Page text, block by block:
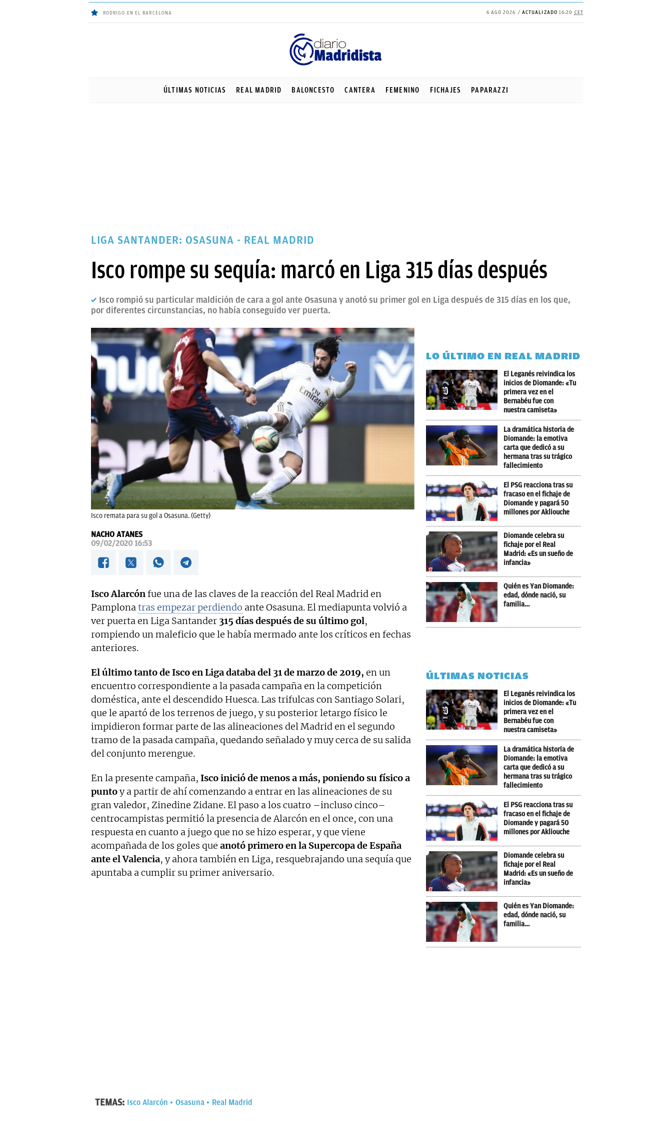
RODRIGO EN EL BARCELONA 6 AGO 2026 ACTUALIZADO 16:20 CET
ÚLTIMAS NOTICIAS REAL MADRID BALONCESTO CANTERA FEMENINO FICHAJES PAPARAZZI
LIGA SANTANDER: OSASUNA - REAL MADRID
Isco rompe su sequía: marcó en Liga 315 días después
Isco rompió su particular maldición de cara a gol ante Osasuna y anotó su primer gol en Liga después de 315 días en los que,
por diferentes circunstancias, no había conseguido ver puerta.
Isco remata para su gol a Osasuna. (Getty)
NACHO ATANES
09/02/2020 16:53
Isco Alarcónfue una de las claves de la reacción del Real Madrid en
Pamplonatras empezar perdiendo ante Osasuna. El mediapunta volvió a
ver puerta en Liga Santander 315 días después de su último gol,
rompiendo un maleficio que le había mermado ante los críticos en fechas
anteriores.
El último tanto de Isco en Liga databa del 31 de marzo de 2019, en un
encuentro correspondiente a la pasada campaña en la competición
doméstica, ante el descendido Huesca. Las trifulcas con Santiago Solari,
que le apartó de los terrenos de juego, y su posterior letargo físico le
impidieron formar parte de las alineaciones del Madrid en el segundo
tramo de la pasada campaña, quedando señalado y muy cerca de su salida
del conjunto merengue.
En la presente campaña, Isco inició de menos a más, poniendo su físico a
puntoy a partir de ahí comenzando a entrar en las alineaciones de su
gran valedor, Zinedine Zidane. El paso a los cuatro –incluso cinco–
centrocampistas permitió la presencia de Alarcón en el once, con una
respuesta en cuanto a juego que no se hizo esperar, y que viene
acompañada de los goles que anotó primero en la Supercopa de España
ante el Valencia, y ahora también en Liga, resquebrajando una sequía que
apuntaba a cumplir su primer aniversario.
TEMAS: Isco Alarcón Osasuna Real Madrid
LO ÚLTIMO EN REAL MADRID
El Leganés reivindica los
inicios de Diomande: «Tu
primera vez en el
Bernabéu fue con
nuestra camiseta»
La dramática historia de
Diomande: la emotiva
carta que dedicó a su
hermana tras su trágico
fallecimiento
El PSG reacciona tras su
fracaso en el fichaje de
Diomande y pagará 50
millones por Akliouche
Diomande celebra su
fichaje por el Real
Madrid: «Es un sueño de
infancia»
Quién es Yan Diomande:
edad, dónde nació, su
familia…
ÚLTIMAS NOTICIAS
El Leganés reivindica los
inicios de Diomande: «Tu
primera vez en el
Bernabéu fue con
nuestra camiseta»
La dramática historia de
Diomande: la emotiva
carta que dedicó a su
hermana tras su trágico
fallecimiento
El PSG reacciona tras su
fracaso en el fichaje de
Diomande y pagará 50
millones por Akliouche
Diomande celebra su
fichaje por el Real
Madrid: «Es un sueño de
infancia»
Quién es Yan Diomande:
edad, dónde nació, su
familia…